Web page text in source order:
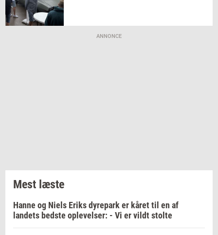
ANNONCE
Mest læste
Hanne og Niels Eriks dyrepark er kåret til en af
landets bedste oplevelser: - Vi er vildt stolte